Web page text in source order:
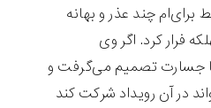
چند عذر و بهانه
فرار کرد. اگر وی
‌با جسارت تصمیم می‌گرفت و
در آن رویداد شرکت کند